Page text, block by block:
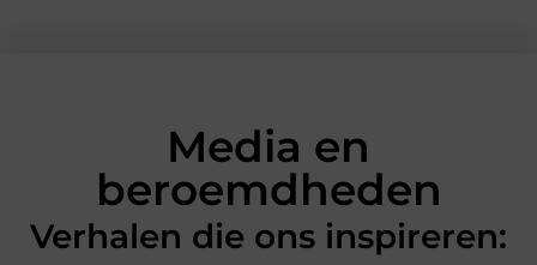
Media en
beroemdheden
Verhalen die ons inspireren: